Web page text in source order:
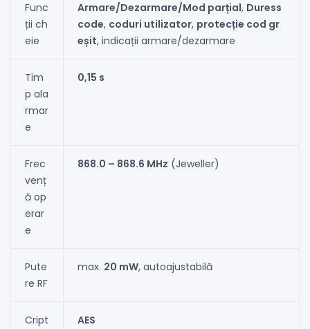
Func
ții ch
eie
Armare/Dezarmare/Mod parțial, Duress
code, coduri utilizator, protecție cod gr
eșit, indicații armare/dezarmare
Tim
p ala
rmar
e
0,15 s
Frec
venț
ă op
erar
e
868.0 – 868.6 MHz (Jeweller)
Pute
re RF
max. 20 mW, autoajustabilă
Cript
AES